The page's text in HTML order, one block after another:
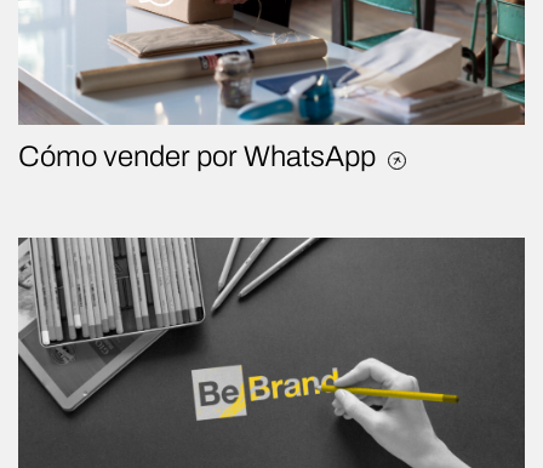
Cómo vender por WhatsApp